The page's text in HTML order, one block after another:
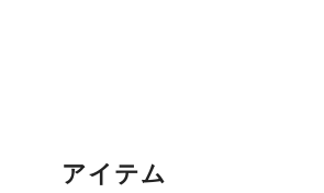
アイテム